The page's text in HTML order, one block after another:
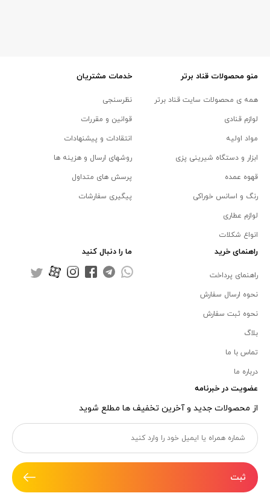
منو محصولات قناد برتر
همه ی محصولات سایت قناد برتر
لوازم قنادی
مواد اولیه
ابزار و دستگاه شیرینی پزی
قهوه عمده
رنگ و اسانس خوراکی
لوازم عطاری
انواع شکلات
خدمات مشتریان
نظرسنجی
قوانین و مقررات
انتقادات و پیشنهادات
روشهای ارسال و هزینه ها
پرسش های متداول
پیگیری سفارشات
راهنمای خرید
راهنمای پرداخت
نحوه ارسال سفارش
نحوه ثبت سفارش
بلاگ
تماس با ما
درباره ما
ما را دنبال کنید
عضویت در خبرنامه
از محصولات جدید و آخرین تخفیف ها مطلع شوید
ثبت